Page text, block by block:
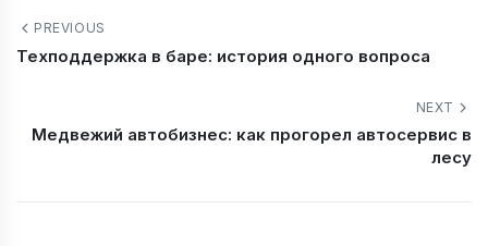
PREVIOUS
Техподдержка в баре: история одного вопроса
NEXT
Медвежий автобизнес: как прогорел автосервис в
лесу